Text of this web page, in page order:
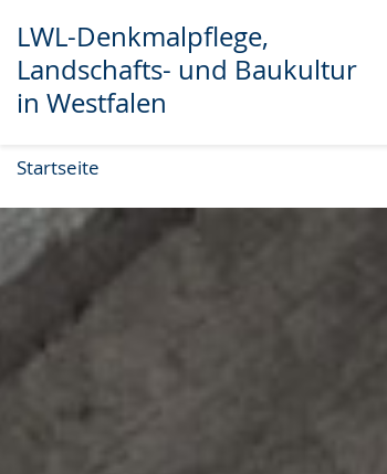
Transkript anzeigen
Abspielen
Pausieren
LWL-Denkmalpflege,
Landschafts- und Baukultur
in Westfalen
Startseite